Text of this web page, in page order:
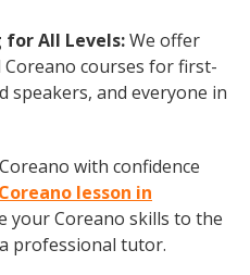
for All Levels:We offer
courses for first-
speakers, and everyone in
with confidence
lesson in
your Coreano skills to the
professional tutor.